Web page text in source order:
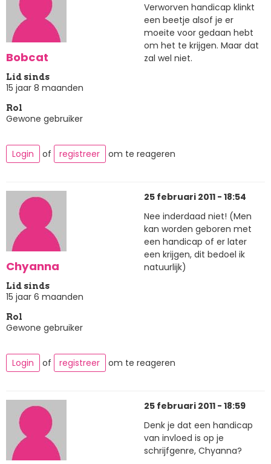
Bobcat
Lid sinds
15 jaar 8 maanden
Rol
Gewone gebruiker
Verworven handicap klinkt
een beetje alsof je er
moeite voor gedaan hebt
om het te krijgen. Maar dat
zal wel niet.
Login of registreer om te reageren
Chyanna
Lid sinds
15 jaar 6 maanden
Rol
Gewone gebruiker
25 februari 2011 - 18:54
Nee inderdaad niet! (Men
kan worden geboren met
een handicap of er later
een krijgen, dit bedoel ik
natuurlijk)
Login of registreer om te reageren
25 februari 2011 - 18:59
Denk je dat een handicap
van invloed is op je
schrijfgenre, Chyanna?